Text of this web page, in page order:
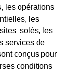
les opérations
les
isolés, les
services de
conçus pour
conditions